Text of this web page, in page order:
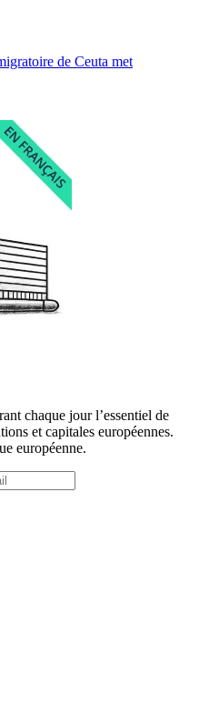
de Ceuta met
chaque jour l’essentiel de
et capitales européennes.
européenne.